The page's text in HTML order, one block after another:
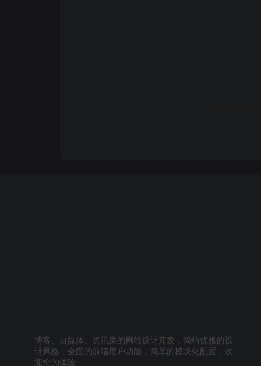
博客、自媒体、资讯类的网站设计开发，简约优雅的设
计风格，全面的前端用户功能，简单的模块化配置，欢
迎您的体验